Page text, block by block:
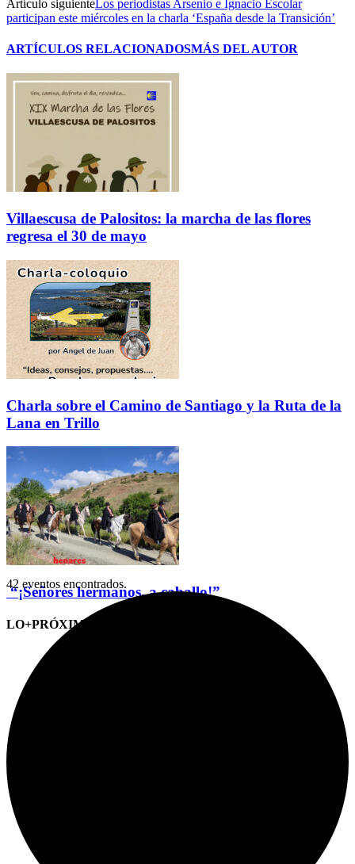
Artículo siguiente Los periodistas Arsenio e Ignacio Escolar
participan este miércoles en la charla ‘España desde la Transición’
ARTÍCULOS RELACIONADOSMÁS DEL AUTOR
Villaescusa de Palositos: la marcha de las flores
regresa el 30 de mayo
Charla sobre el Camino de Santiago y la Ruta de la
Lana en Trillo
“¡Señores hermanos, a caballo!”
LO+PRÓXIMO (CITAS)
42 eventos encontrados.